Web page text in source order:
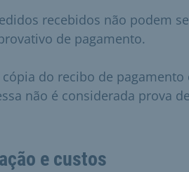
recebidos não podem
de pagamento.
cópia do recibo de
não é considerada prova
e custos